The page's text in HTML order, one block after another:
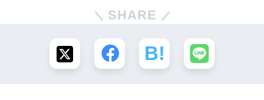
SHARE